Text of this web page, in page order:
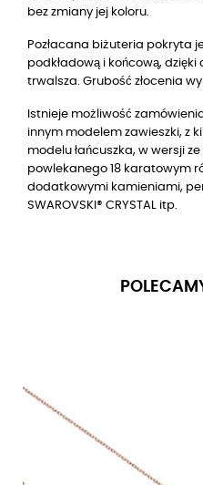
bez zmiany jej koloru.
Pozłacana biżuteria pokryta
podkładową i końcową, dzięki
trwalsza. Grubość złocenia
Istnieje możliwość
innym modelem zawieszki, z
modelu łańcuszka, w wersji
powlekanego 18 karatowym
dodatkowymi kamieniami,
SWAROVSKI® CRYSTAL itp.